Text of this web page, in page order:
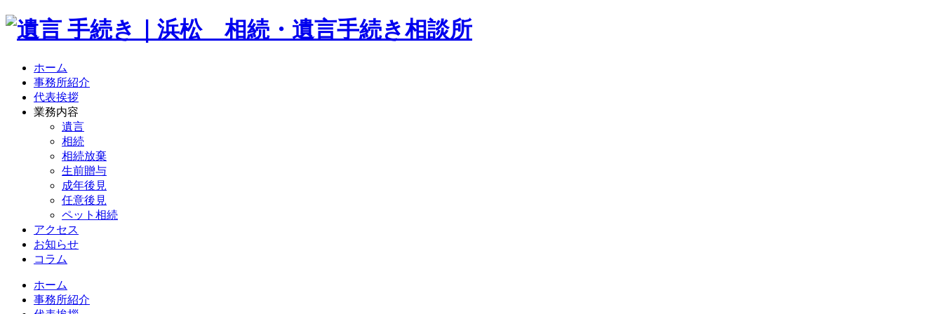
ホーム
事務所紹介
代表挨拶
業務内容
遺言
相続
相続放棄
生前贈与
成年後見
任意後見
ペット相続
アクセス
お知らせ
コラム
ホーム
事務所紹介